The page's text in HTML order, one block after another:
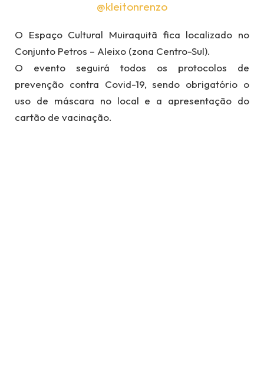
@kleitonrenzo
O Espaço Cultural Muiraquitã fica localizado no
Conjunto Petros – Aleixo (zona Centro-Sul).
O evento seguirá todos os protocolos de
prevenção contra Covid-19, sendo obrigatório o
uso de máscara no local e a apresentação do
cartão de vacinação.